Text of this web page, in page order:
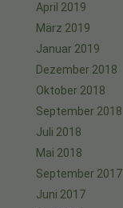
April 2019
März 2019
Januar 2019
Dezember 2018
Oktober 2018
September 2018
Juli 2018
Mai 2018
September 2017
Juni 2017